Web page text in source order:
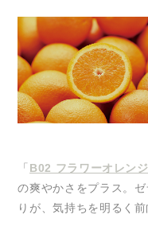
「 B02 フラワーオレンジ
の爽やかさをプラス。
りが、気持ちを明るく